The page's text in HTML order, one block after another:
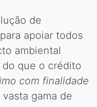
de
apoiar todos
ambiental
que o crédito
com finalidade
gama de